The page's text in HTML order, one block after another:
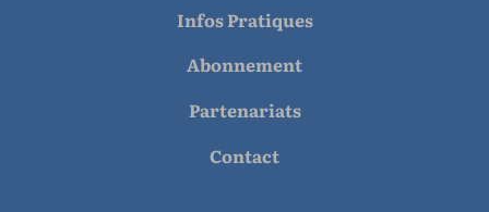
Infos Pratiques
Abonnement
Partenariats
Contact